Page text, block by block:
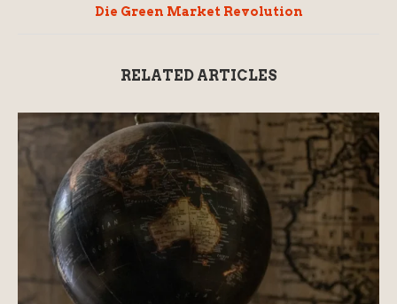
Die Green Market Revolution
RELATED ARTICLES